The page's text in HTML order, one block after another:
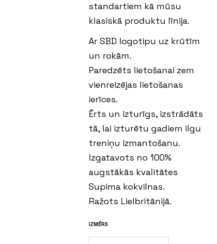
standartiem kā mūsu
klasiskā produktu līnija.
Ar SBD logotipu uz krūtīm
un rokām.
Paredzēts lietošanai zem
vienreizējas lietošanas
ierīces.
Ērts un izturīgs, izstrādāts
tā, lai izturētu gadiem ilgu
treniņu izmantošanu.
Izgatavots no 100%
augstākās kvalitātes
Supima kokvilnas.
Ražots Lielbritānijā.
IZMĒRS